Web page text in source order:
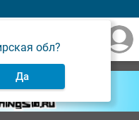
обл?
Да